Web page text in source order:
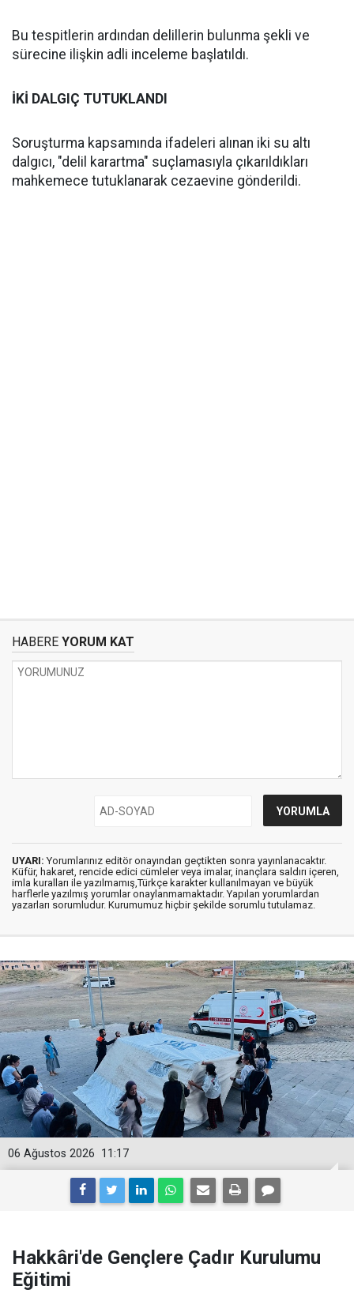
Bu tespitlerin ardından delillerin bulunma şekli ve
sürecine ilişkin adli inceleme başlatıldı.
İKİ DALGIÇ TUTUKLANDI
Soruşturma kapsamında ifadeleri alınan iki su altı
dalgıcı, "delil karartma" suçlamasıyla çıkarıldıkları
mahkemece tutuklanarak cezaevine gönderildi.
HABERE YORUM KAT
UYARI: Yorumlarınız editör onayından geçtikten sonra yayınlanacaktır.
Küfür, hakaret, rencide edici cümleler veya imalar, inançlara saldırı içeren,
imla kuralları ile yazılmamış,Türkçe karakter kullanılmayan ve büyük
harflerle yazılmış yorumlar onaylanmamaktadır. Yapılan yorumlardan
yazarları sorumludur. Kurumumuz hiçbir şekilde sorumlu tutulamaz.
11:17
06 Ağustos 2026
Hakkâri'de Gençlere Çadır Kurulumu
Eğitimi